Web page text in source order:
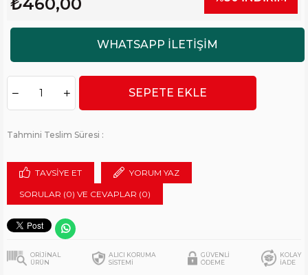
Tahmini Teslim Süresi :
TAVSIYE ET YORUM YAZ
SORULAR (0) VE CEVAPLAR (0)
ORİJİNAL
ÜRÜN
ALICI KORUMA
SİSTEMİ
GÜVENLİ
ÖDEME
KOLAY
İADE